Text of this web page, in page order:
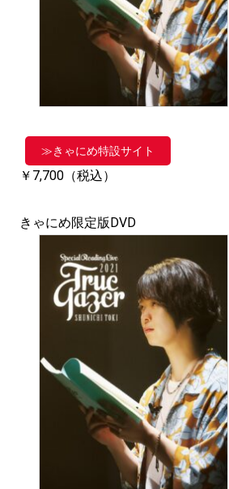
≫きゃにめ特設サイト
￥7,700（税込）
きゃにめ限定版DVD